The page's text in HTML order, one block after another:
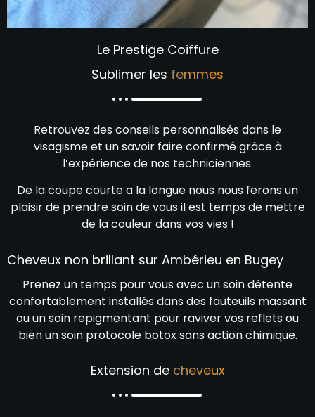
Le Prestige Coiffure
Sublimer les femmes
Retrouvez des conseils personnalisés dans le
visagisme et un savoir faire confirmé grâce à
l’expérience de nos techniciennes.
De la coupe courte a la longue nous nous ferons un
plaisir de prendre soin de vous il est temps de mettre
de la couleur dans vos vies !
Cheveux non brillant sur Ambérieu en Bugey
Prenez un temps pour vous avec un soin détente
confortablement installés dans des fauteuils massant
ou un soin repigmentant pour raviver vos reflets ou
bien un soin protocole botox sans action chimique.
Extension de cheveux